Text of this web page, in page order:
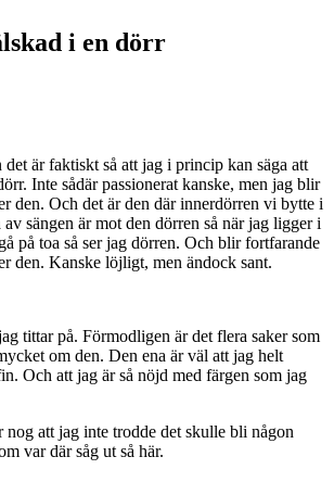
i en dörr
är faktiskt så att jag i princip kan säga att
Inte sådär passionerat kanske, men jag blir
den. Och det är den där innerdörren vi bytte i
sängen är mot den dörren så när jag ligger i
på toa så ser jag dörren. Och blir fortfarande
den. Kanske löjligt, men ändock sant.
tittar på. Förmodligen är det flera saker som
om den. Den ena är väl att jag helt
Och att jag är så nöjd med färgen som jag
nog att jag inte trodde det skulle bli någon
var där såg ut så här.